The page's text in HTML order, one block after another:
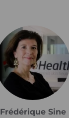
Frédérique Sine